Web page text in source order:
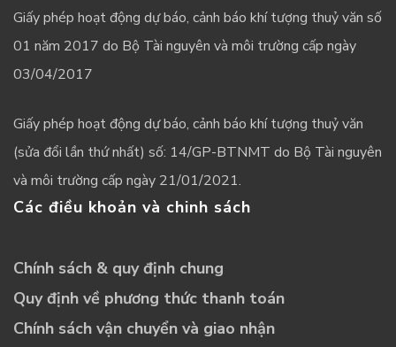
Giấy phép hoạt động dự báo, cảnh báo khí tượng thuỷ văn số
01 năm 2017 do Bộ Tài nguyên và môi trường cấp ngày
03/04/2017
Giấy phép hoạt động dự báo, cảnh báo khí tượng thuỷ văn
(sửa đổi lần thứ nhất) số: 14/GP-BTNMT do Bộ Tài nguyên
và môi trường cấp ngày 21/01/2021.
Các điều khoản và chinh sách
Chính sách & quy định chung
Quy định về phương thức thanh toán
Chính sách vận chuyển và giao nhận